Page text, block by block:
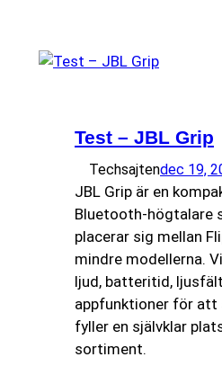
Test – JBL Grip
Techsajtendec 19,
JBL Grip är en
Bluetooth-högtalare
placerar sig mellan
mindre modellerna.
ljud, batteritid,
appfunktioner för att
fyller en självklar
sortiment.